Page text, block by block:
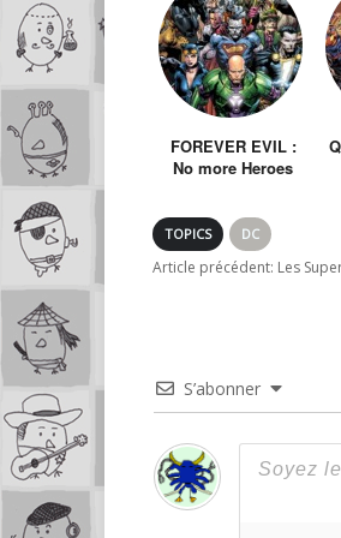
FOREVER EVIL :
No more Heroes
TOPICS DC
Article précédent: Les
S’abonner